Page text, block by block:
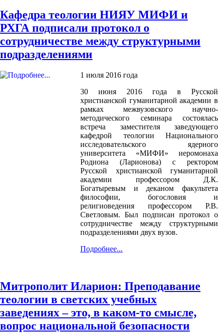
Кафедра теологии НИЯУ МИФИ и
РХГА подписали протокол о
сотрудничестве между структурными
подразделениями
1 июля 2016 года
30 июня 2016 года в Русской
христианской гуманитарной академии в
рамках межвузовского научно-
методического семинара состоялась
встреча заместителя заведующего
кафедрой теологии Национального
исследовательского ядерного
университета «МИФИ» иеромонаха
Родиона (Ларионова) с ректором
Русской христианской гуманитарной
академии профессором Д.К.
Богатыревым и деканом факультета
философии, богословия и
религиоведения профессором Р.В.
Светловым. Был подписан протокол о
сотрудничестве между структурными
подразделениями двух вузов.
Подробнее...
Митрополит Иларион: Преподавание
теологии в светских учебных
заведениях – это, в каком-то смысле,
вопрос национальной безопасности